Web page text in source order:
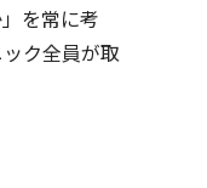
を常に考
ク全員が取